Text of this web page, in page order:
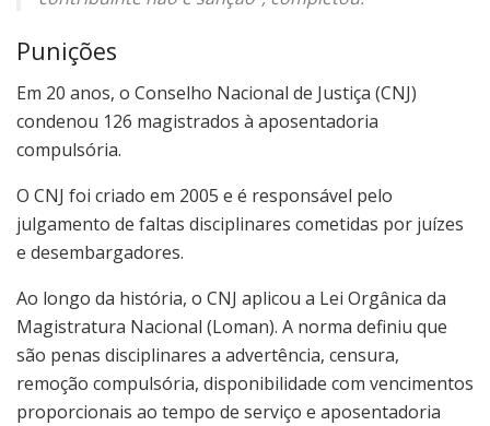
Punições
Em 20 anos, o Conselho Nacional de Justiça (CNJ)
condenou 126 magistrados à aposentadoria
compulsória.
O CNJ foi criado em 2005 e é responsável pelo
julgamento de faltas disciplinares cometidas por juízes
e desembargadores.
Ao longo da história, o CNJ aplicou a Lei Orgânica da
Magistratura Nacional (Loman). A norma definiu que
são penas disciplinares a advertência, censura,
remoção compulsória, disponibilidade com vencimentos
proporcionais ao tempo de serviço e aposentadoria